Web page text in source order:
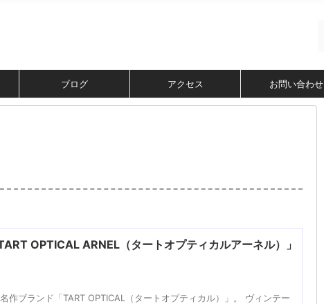
ブログ アクセス お問い合わせ
OPTICAL ARNEL（タートオプティカルアーネル）」
作ブランド「TART OPTICAL（タートオプティカル）」。 ヴィンテー